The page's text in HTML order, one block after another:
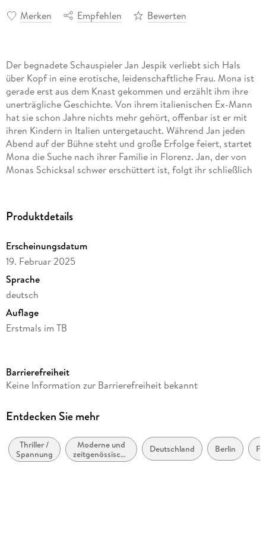
Merken Empfehlen Bewerten
Der begnadete Schauspieler Jan Jespik verliebt sich Hals
über Kopf in eine erotische, leidenschaftliche Frau. Mona ist
gerade erst aus dem Knast gekommen und erzählt ihm ihre
unerträgliche Geschichte. Von ihrem italienischen Ex-Mann
hat sie schon Jahre nichts mehr gehört, offenbar ist er mit
ihren Kindern in Italien untergetaucht. Während Jan jeden
Abend auf der Bühne steht und große Erfolge feiert, startet
Mona die Suche nach ihrer Familie in Florenz. Jan, der von
Monas Schicksal schwer erschüttert ist, folgt ihr schließlich
enden könnte.
Produktdetails
Erscheinungsdatum
19. Februar 2025
Sprache
deutsch
Auflage
Erstmals im TB
Autor/Autorin
Verlag/Hersteller
Produktart
kartoniert
Barrierefreiheit
Keine Information zur Barrierefreiheit bekannt
Entdecken Sie mehr
Thriller /
Spannung
Moderne und
zeitgenössische
Belletristik:
Deutschland Berlin